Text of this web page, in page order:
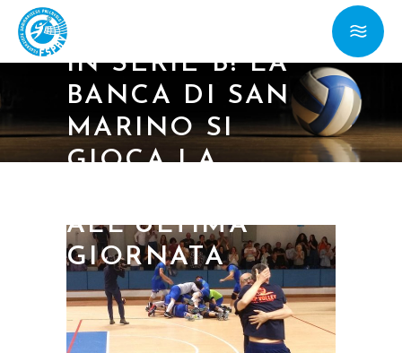
SERVICES SALE
IN SERIE B! LA
BANCA DI SAN
MARINO SI
GIOCA LA
ALL’ULTIMA
GIORNATA